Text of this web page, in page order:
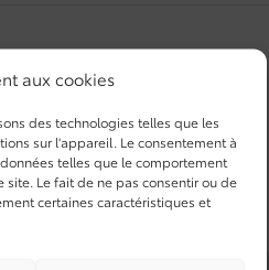
aux cookies
des technologies telles que les
sur l'appareil. Le consentement à
telles que le comportement
Le fait de ne pas consentir ou de
certaines caractéristiques et